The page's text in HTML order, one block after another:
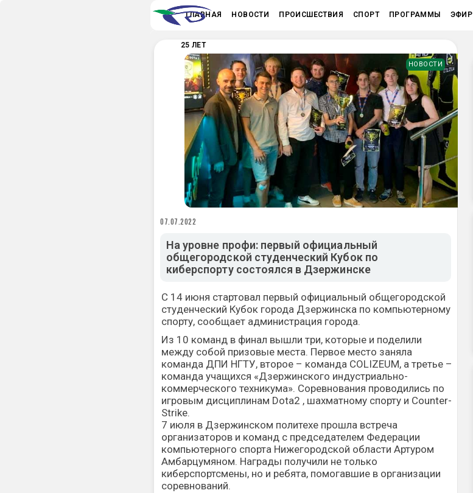
ГЛАВНАЯ НОВОСТИ ПРОИСШЕСТВИЯ СПОРТ ПРОГРАММЫ ЭФИР
25 ЛЕТ
НОВОСТИ
07.07.2022
На уровне профи: первый официальный
общегородской студенческий Кубок по
киберспорту состоялся в Дзержинске
С 14 июня стартовал первый официальный общегородской
студенческий Кубок города Дзержинска по компьютерному
спорту, сообщает администрация города.
Из 10 команд в финал вышли три, которые и поделили
между собой призовые места. Первое место заняла
команда ДПИ НГТУ, второе – команда COLIZEUM, а третье –
команда учащихся «Дзержинского индустриально-
коммерческого техникума». Соревнования проводились по
игровым дисциплинам Dota2 , шахматному спорту и Counter-
Strike.
7 июля в Дзержинском политехе прошла встреча
организаторов и команд с председателем Федерации
компьютерного спорта Нижегородской области Артуром
Амбарцумяном. Награды получили не только
киберспортсмены, но и ребята, помогавшие в организации
соревнований.